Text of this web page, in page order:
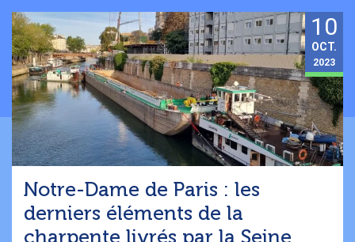
Notre-Dame de Paris : les
derniers éléments de la
charpente livrés par la Seine
10
OCT.
2023